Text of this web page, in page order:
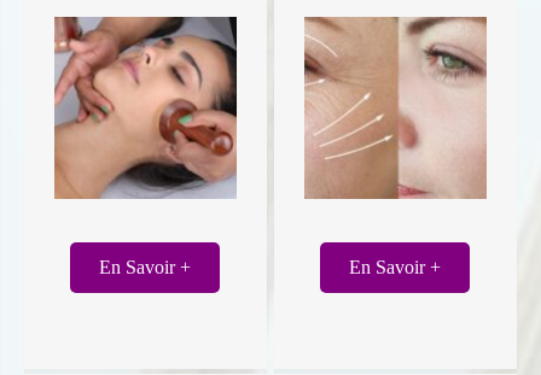
En Savoir + En Savoir +